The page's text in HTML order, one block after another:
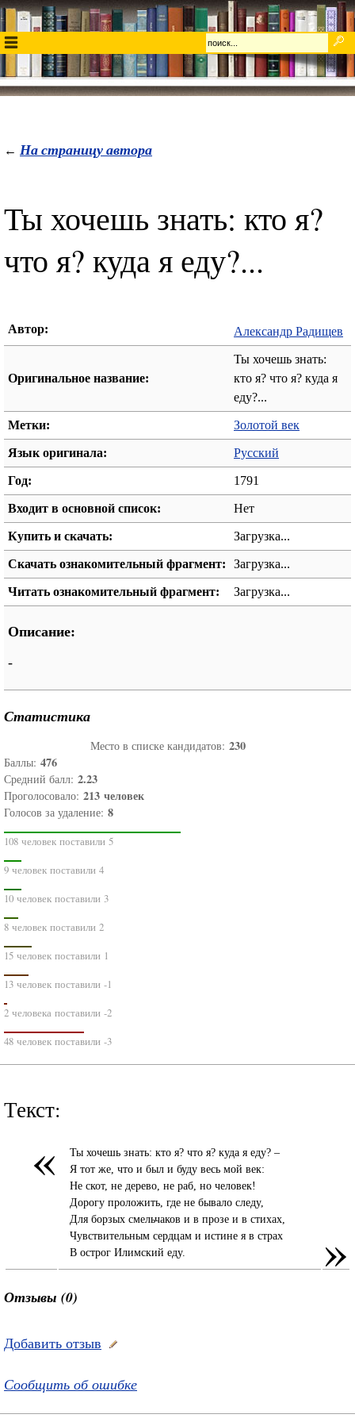
← На страницу автора
Ты хочешь знать: кто я?
что я? куда я еду?...
Автор: Александр Радищев
Оригинальное название:
Ты хочешь знать:
кто я? что я? куда я
еду?...
Метки: Золотой век
Язык оригинала: Русский
Год: 1791
Входит в основной список: Нет
Купить и скачать: Загрузка...
Скачать ознакомительный фрагмент: Загрузка...
Читать ознакомительный фрагмент: Загрузка...
Описание:
-
Статистика
Место в списке кандидатов: 230
Баллы: 476
Средний балл: 2.23
Проголосовало: 213 человек
Голосов за удаление: 8
108 человек поставили 5
9 человек поставили 4
10 человек поставили 3
8 человек поставили 2
15 человек поставили 1
13 человек поставили -1
2 человека поставили -2
48 человек поставили -3
Текст:
«
Ты хочешь знать: кто я? что я? куда я еду? –
Я тот же, что и был и буду весь мой век:
Не скот, не дерево, не раб, но человек!
Дорогу проложить, где не бывало следу,
Для борзых смельчаков и в прозе и в стихах,
Чувствительным сердцам и истине я в страх
В острог Илимский еду.
»
Отзывы (0)
Добавить отзыв
Сообщить об ошибке